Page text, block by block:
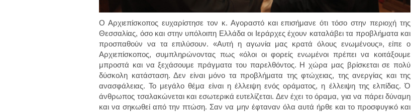
Ο Αρχιεπίσκοπος ευχαρίστησε τον κ. Αγοραστό και επισήμανε ότι τόσο στην περιοχή της
Θεσσαλίας, όσο και στην υπόλοιπη Ελλάδα οι Ιεράρχες έχουν καταλάβει τα προβλήματα και
προσπαθούν να τα επιλύσουν. «Αυτή η αγωνία μας κρατά όλους ενωμένους», είπε ο
Αρχιεπίσκοπος, συμπληρώνοντας πως «όλοι οι φορείς ενωμένοι πρέπει να κοιτάξουμε
μπροστά και να ξεχάσουμε πράγματα του παρελθόντος. Η χώρα μας βρίσκεται σε πολύ
δύσκολη κατάσταση. Δεν είναι μόνο τα προβλήματα της φτώχειας, της ανεργίας και της
ανασφάλειας. Το μεγάλο θέμα είναι η έλλειψη ενός οράματος, η έλλειψη της ελπίδας. Ό
άνθρωπος τσαλακώνεται και εσωτερικά ευτελίζεται. Δεν έχει το όραμα, για να πάρει δύναμη
και να σηκωθεί από την πτώση. Σαν να μην έφταναν όλα αυτά ήρθε και το προσφυγικό και